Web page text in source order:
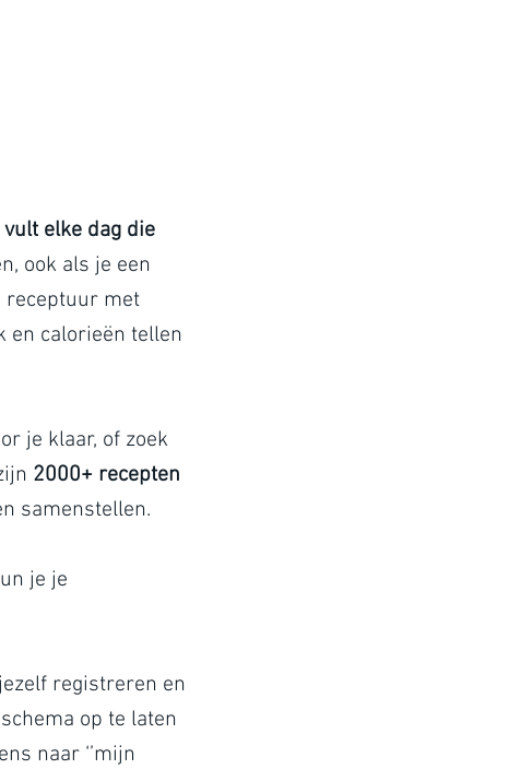
elke dag die
ook als je een
receptuur met
en calorieën tellen
je klaar, of zoek
2000+ recepten
samenstellen.
je je
registreren en
op te laten
naar ‘’mijn